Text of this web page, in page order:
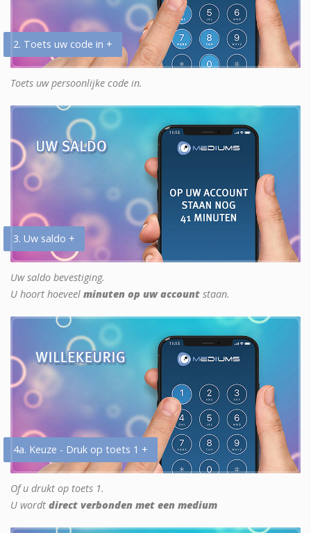
2. Toets uw code in +
Toets uw persoonlijke code in.
3. Uw saldo +
Uw saldo bevestiging.
U hoort hoeveel minuten op uw account staan.
4a. Keuze - Druk op toets 1 +
Of u drukt op toets 1.
U wordt direct verbonden met een medium